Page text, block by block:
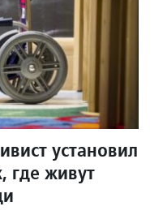
установил
где живут